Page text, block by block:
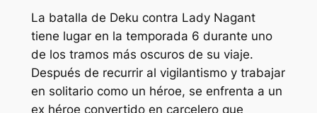
La batalla de Deku contra Lady Nagant
tiene lugar en la temporada 6 durante uno
de los tramos más oscuros de su viaje.
Después de recurrir al vigilantismo y trabajar
en solitario como un héroe, se enfrenta a un
ex héroe convertido en carcelero que